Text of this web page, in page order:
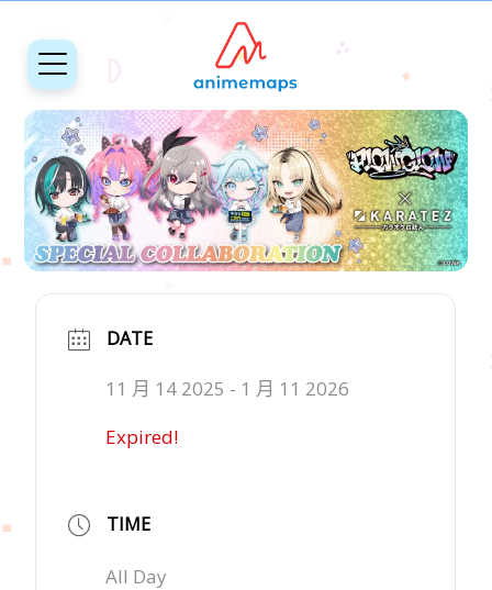
DATE
11 月 14 2025 - 1 月 11 2026
Expired!
TIME
All Day